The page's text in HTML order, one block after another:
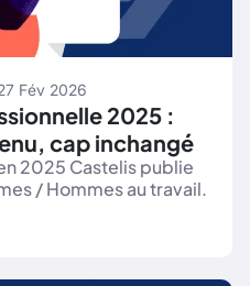
Fév 2026
2025 :
cap inchangé
2025 Castelis publie
/ Hommes au travail.